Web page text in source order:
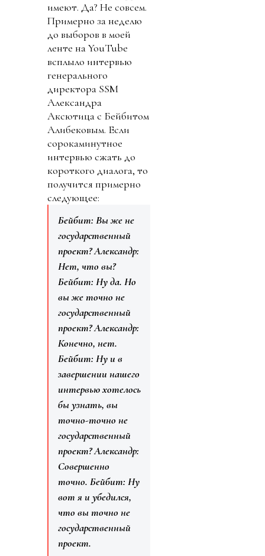
имеют. Да? Не совсем.
Примерно за неделю
до выборов в моей
ленте на YouTube
всплыло интервью
генерального
директора SSM
Александра
Аксютица с Бейбитом
Алибековым. Если
сорокаминутное
интервью сжать до
короткого диалога, то
получится примерно
следующее:
Бейбит: Вы же не
государственный
проект?Александр:
Нет, что вы?
Бейбит: Ну да. Но
вы же точно не
государственный
проект?Александр:
Конечно, нет.
Бейбит: Ну и в
завершении нашего
интервью хотелось
бы узнать, вы
точно-точно не
государственный
проект?Александр:
Совершенно
точно. Бейбит: Ну
вот я и убедился,
что вы точно не
государственный
проект.